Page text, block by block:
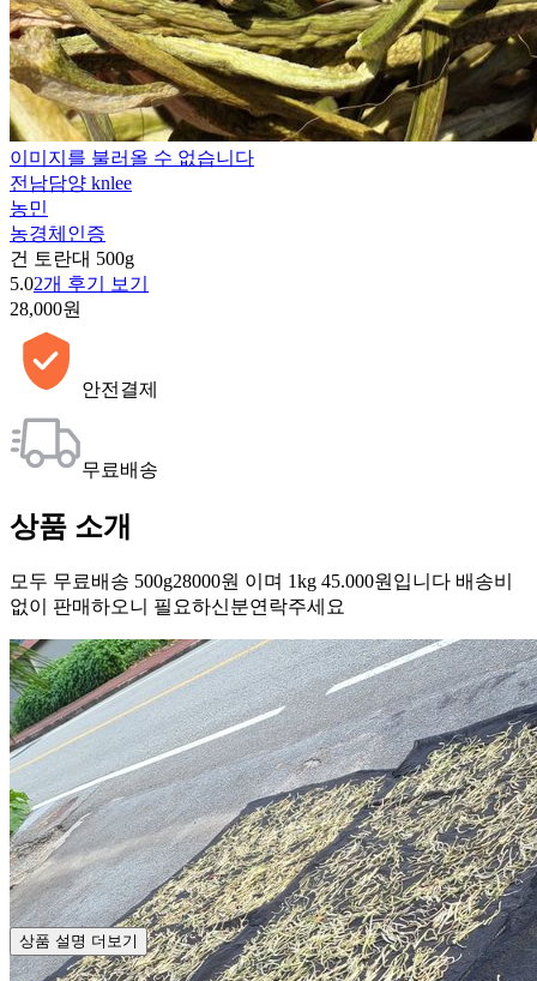
이미지를 불러올 수 없습니다
전남담양 knlee
농민
농경체인증
건 토란대 500g
5.02개 후기 보기
28,000원
안전결제
무료배송
상품 소개
모두 무료배송 500g28000원 이며 1kg 45.000원입니다 배송비
없이 판매하오니 필요하신분연락주세요
상품 설명 더보기